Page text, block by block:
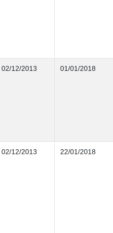
02/12/2013 01/01/2018
02/12/2013 22/01/2018